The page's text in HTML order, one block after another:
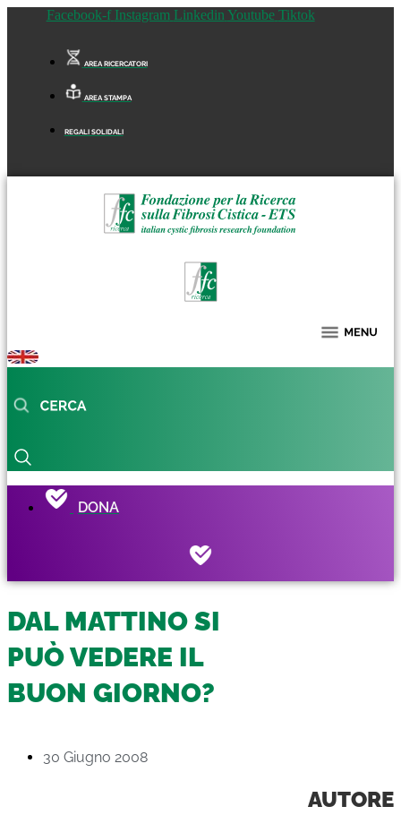
Facebook-f Instagram Linkedin Youtube Tiktok
AREA RICERCATORI
AREA STAMPA
REGALI SOLIDALI
DONA
DAL MATTINO SI
PUÒ VEDERE IL
BUON GIORNO?
30 Giugno 2008
AUTORE